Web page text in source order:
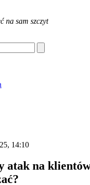
na sam szczyt
14:10
atak na